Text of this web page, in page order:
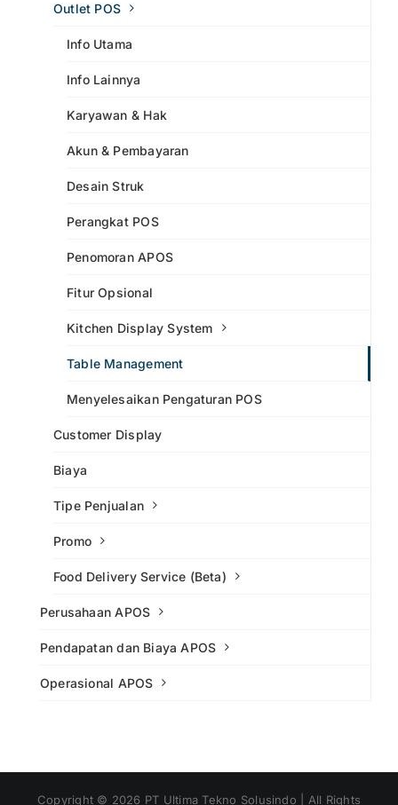
Outlet POS
Info Utama
Info Lainnya
Karyawan & Hak
Akun & Pembayaran
Desain Struk
Perangkat POS
Penomoran APOS
Fitur Opsional
Kitchen Display System
Table Management
Menyelesaikan Pengaturan POS
Customer Display
Biaya
Tipe Penjualan
Promo
Food Delivery Service (Beta)
Perusahaan APOS
Pendapatan dan Biaya APOS
Operasional APOS
Copyright © 2026 PT Ultima Tekno Solusindo | All Rights